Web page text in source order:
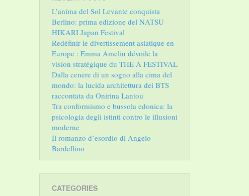
L’anima del Sol Levante conquista
Berlino: prima edizione del NATSU
HIKARI Japan Festival
Redéfinir le divertissement asiatique en
Europe : Emma Amelin dévoile la
vision stratégique du THE A FESTIVAL
Dalla cenere di un sogno alla cima del
mondo: la lucida architettura dei BTS
raccontata da Onirina Lantou
Tra conformismo e bussola edonica: la
psicologia degli istinti contro le illusioni
moderne
Il romanzo d’esordio di Angelo
Bardellino
CATEGORIES